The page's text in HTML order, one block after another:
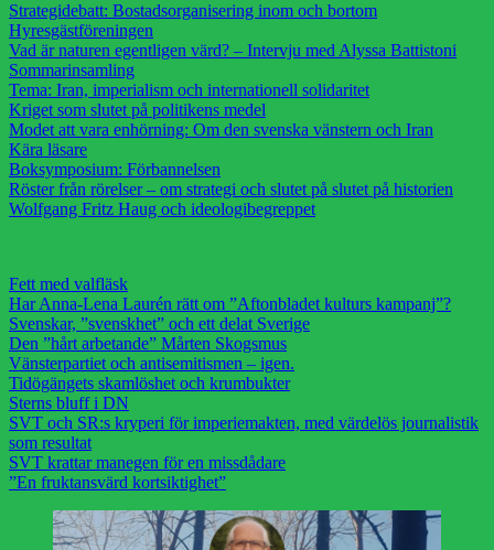
Strategidebatt: Bostadsorganisering inom och bortom
Hyresgästföreningen
Vad är naturen egentligen värd? – Intervju med Alyssa Battistoni
Sommarinsamling
Tema: Iran, imperialism och internationell solidaritet
Kriget som slutet på politikens medel
Modet att vara enhörning: Om den svenska vänstern och Iran
Kära läsare
Boksymposium: Förbannelsen
Röster från rörelser – om strategi och slutet på slutet på historien
Wolfgang Fritz Haug och ideologibegreppet
Fett med valfläsk
Har Anna-Lena Laurén rätt om ”Aftonbladet kulturs kampanj”?
Svenskar, ”svenskhet” och ett delat Sverige
Den ”hårt arbetande” Mårten Skogsmus
Vänsterpartiet och antisemitismen – igen.
Tidögängets skamlöshet och krumbukter
Sterns bluff i DN
SVT och SR:s kryperi för imperiemakten, med värdelös journalistik
som resultat
SVT krattar manegen för en missdådare
”En fruktansvärd kortsiktighet”